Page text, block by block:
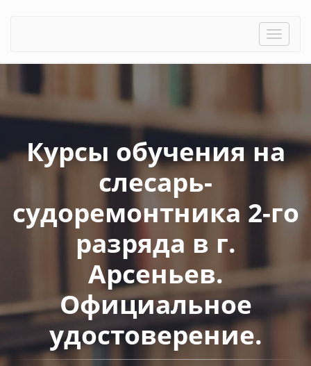
Toggle
Курсы обучения на
слесарь-
судоремонтника 2-го
разряда в г.
Арсеньев.
Официальное
удостоверение.